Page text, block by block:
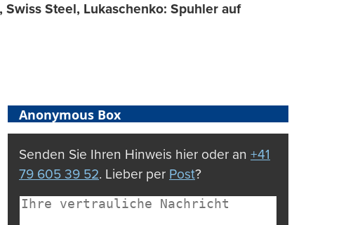
Steel, Lukaschenko: Spuhler auf
Anonymous Box
Senden Sie Ihren Hinweis hier oder an +41
79 605 39 52. Lieber per Post?